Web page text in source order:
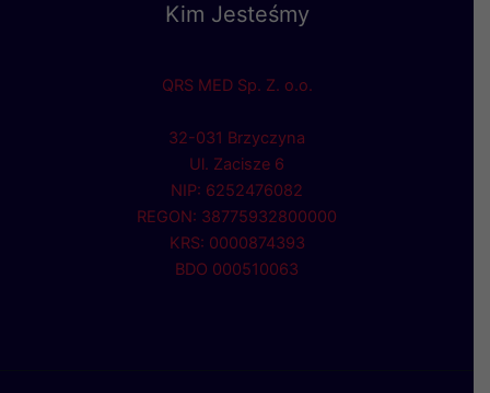
Kim Jesteśmy
QRS MED Sp. Z. o.o.
32-031 Brzyczyna
Ul. Zacisze 6
NIP: 6252476082
REGON: 38775932800000
KRS: 0000874393
BDO 000510063